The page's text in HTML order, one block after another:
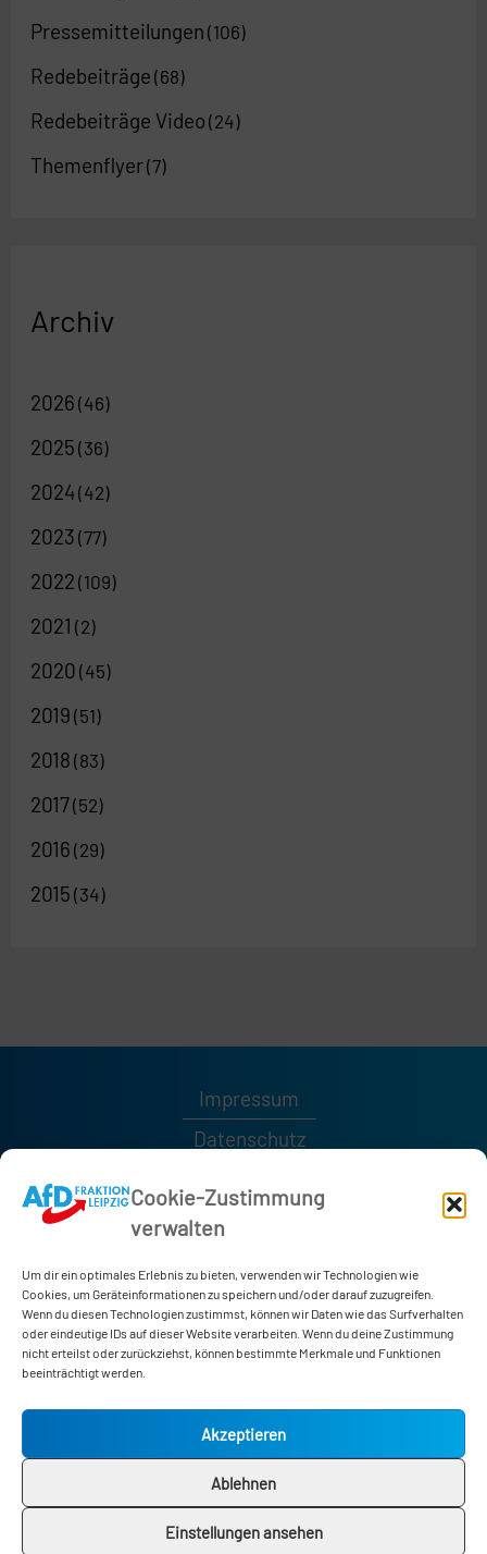
Cookie-Zustimmung
verwalten
Um dir ein optimales Erlebnis zu bieten, verwenden wir Technologien wie
Cookies, um Geräteinformationen zu speichern und/oder darauf zuzugreifen.
Wenn du diesen Technologien zustimmst, können wir Daten wie das Surfverhalten
oder eindeutige IDs auf dieser Website verarbeiten. Wenn du deine Zustimmung
nicht erteilst oder zurückziehst, können bestimmte Merkmale und Funktionen
beeinträchtigt werden.
Akzeptieren
Ablehnen
Einstellungen ansehen
Pressemitteilungen (106)
Redebeiträge (68)
Redebeiträge Video (24)
Themenflyer(7)
Archiv
2026 (46)
2025 (36)
2024 (42)
2023 (77)
2022 (109)
2021 (2)
2020 (45)
2019 (51)
2018 (83)
2017(52)
2016 (29)
2015 (34)
Neues Rathaus
04109 Leipzig
Zimmer 178
Impressum
Datenschutz
0341 / 1232189
0341 / 1232185
afd-fraktion@leipzig.de